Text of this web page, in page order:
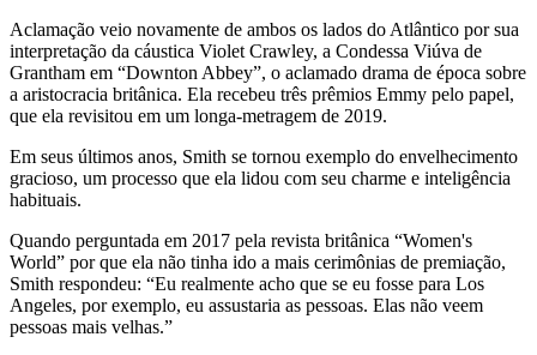
Aclamação veio novamente de ambos os lados do Atlântico por sua
interpretação da cáustica Violet Crawley, a Condessa Viúva de
Grantham em “Downton Abbey”, o aclamado drama de época sobre
a aristocracia britânica. Ela recebeu três prêmios Emmy pelo papel,
que ela revisitou em um longa-metragem de 2019.
Em seus últimos anos, Smith se tornou exemplo do envelhecimento
gracioso, um processo que ela lidou com seu charme e inteligência
habituais.
Quando perguntada em 2017 pela revista britânica “Women's
World” por que ela não tinha ido a mais cerimônias de premiação,
Smith respondeu: “Eu realmente acho que se eu fosse para Los
Angeles, por exemplo, eu assustaria as pessoas. Elas não veem
pessoas mais velhas.”